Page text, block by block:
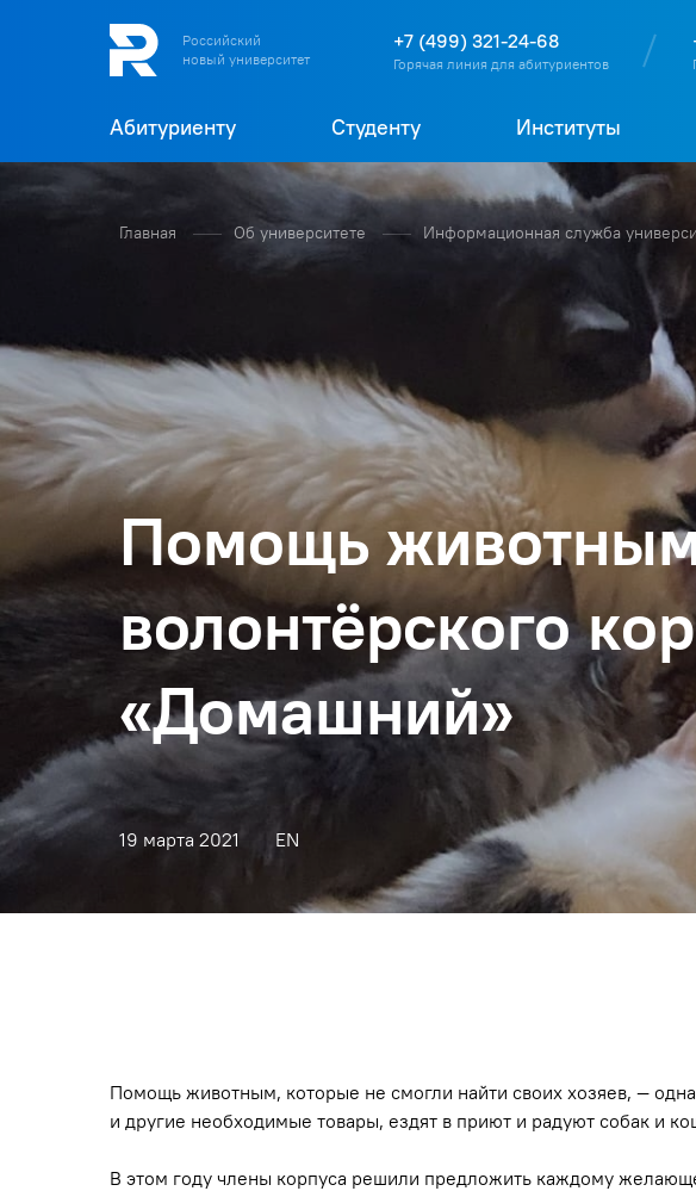
Российский
новый университет
+7 (499) 321-24-68
Горячая линия для абитуриентов
Абитуриенту Студенту Институты
Главная Об университете Информационная служба
Помощь
волонтёрского
«Домашний»
19 марта 2021 EN
Помощь животным, которые не смогли найти своих хозяев, — одна
и другие необходимые товары, ездят в приют и радуют собак и
В этом году члены корпуса решили предложить каждому